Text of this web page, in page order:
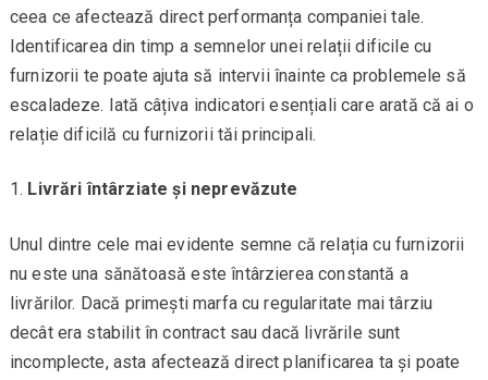
ceea ce afectează direct performanța companiei tale.
Identificarea din timp a semnelor unei relații dificile cu
furnizorii te poate ajuta să intervii înainte ca problemele să
escaladeze. Iată câțiva indicatori esențiali care arată că ai o
relație dificilă cu furnizorii tăi principali.
Livrări întârziate și neprevăzute
Unul dintre cele mai evidente semne că relația cu furnizorii
nu este una sănătoasă este întârzierea constantă a
livrărilor. Dacă primești marfa cu regularitate mai târziu
decât era stabilit în contract sau dacă livrările sunt
incomplecte, asta afectează direct planificarea ta și poate